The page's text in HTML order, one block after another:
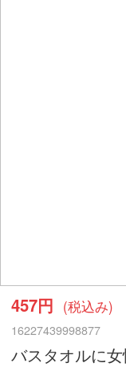
457円 (税込み)
16227439998877
バスタオルに